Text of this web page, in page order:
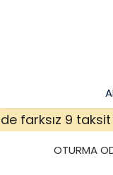
9 taksit
OTURMA